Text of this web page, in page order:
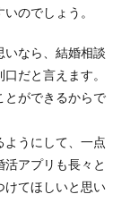
のでしょう。
いなら、結婚相談
だと言えます。
とができるからで
ようにして、一点
アプリも長々と
けてほしいと思い